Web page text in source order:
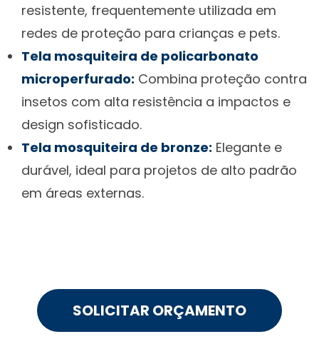
resistente, frequentemente utilizada em
redes de proteção para crianças e pets.
Tela mosquiteira de policarbonato
microperfurado: Combina proteção contra
insetos com alta resistência a impactos e
design sofisticado.
Tela mosquiteira de bronze: Elegante e
durável, ideal para projetos de alto padrão
em áreas externas.
SOLICITAR ORÇAMENTO